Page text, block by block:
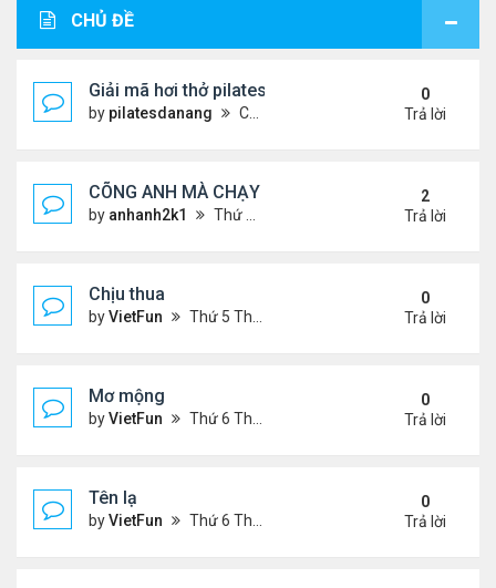
CHỦ ĐỀ
Giải mã hơi thở pilates: Chìa khóa vàng cho sức
by pilatesdanang Chủ nhật Tháng 7 27, 2025 12:57 pm
0
Trả lời
CÕNG ANH MÀ CHẠY
by anhanh2k1 Thứ 5 Tháng 5 16, 2024 2:19 am
2
Trả lời
Chịu thua
byVietFun Thứ 5 Tháng 6 22, 2023 12:26 pm
0
Trả lời
Mơ mộng
byVietFun Thứ 6 Tháng 1 13, 2023 4:54 pm
0
Trả lời
Tên lạ
byVietFun Thứ 6 Tháng 1 13, 2023 4:47 pm
0
Trả lời